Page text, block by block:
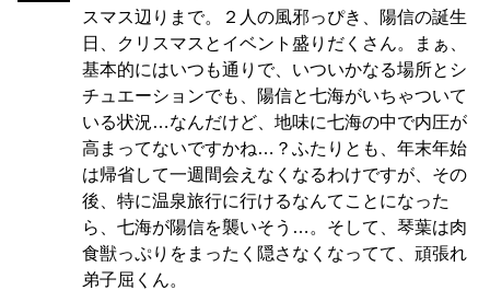
スマス辺りまで。２人の風邪っぴき、陽信の誕生
日、クリスマスとイベント盛りだくさん。まぁ、
基本的にはいつも通りで、いついかなる場所とシ
チュエーションでも、陽信と七海がいちゃついて
いる状況…なんだけど、地味に七海の中で内圧が
高まってないですかね…？ふたりとも、年末年始
は帰省して一週間会えなくなるわけですが、その
後、特に温泉旅行に行けるなんてことになった
ら、七海が陽信を襲いそう…。そして、琴葉は肉
食獣っぷりをまったく隠さなくなってて、頑張れ
弟子屈くん。